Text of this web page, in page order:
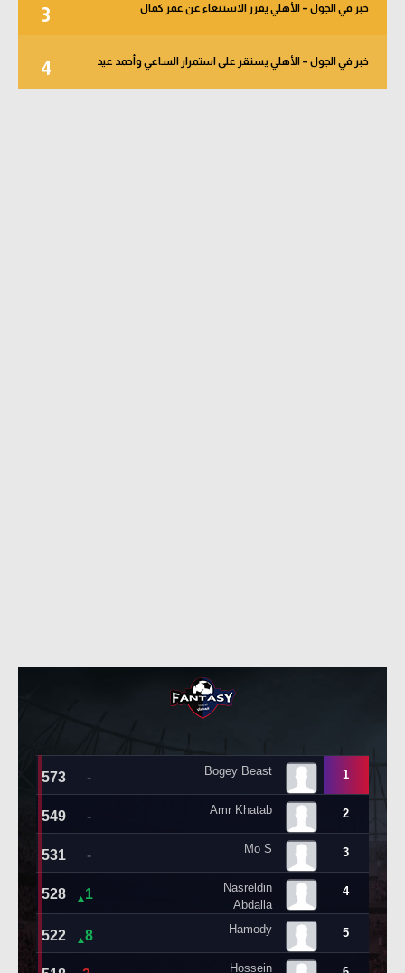
3 خبر في الجول – الأهلي يقرر الاستنغاء عن عمر كمال
4 خبر في الجول – الأهلي يستقر على استمرار الساعي وأحمد عيد